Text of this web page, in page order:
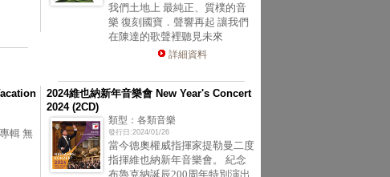
我們土地上 最純正、質樸的音
樂 復刻國寶．聲響再起 讓我們
在陳達的歌聲裡聽見未來
詳細資料
輯 無
2024維也納新年音樂會 New Year's Concert
2024 (2CD)
類型：各類音樂
發行日:2024/01/26
當今德奧權威指揮家提勒曼二度
指揮維也納新年音樂會。 紀念
布魯克納誕辰200周年特別演出